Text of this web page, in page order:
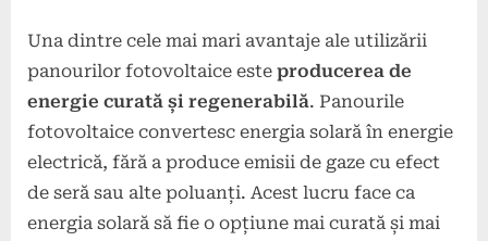
Una dintre cele mai mari avantaje ale utilizării
panourilor fotovoltaice este producerea de
energie curată și regenerabilă. Panourile
fotovoltaice convertesc energia solară în energie
electrică, fără a produce emisii de gaze cu efect
de seră sau alte poluanți. Acest lucru face ca
energia solară să fie o opțiune mai curată și mai